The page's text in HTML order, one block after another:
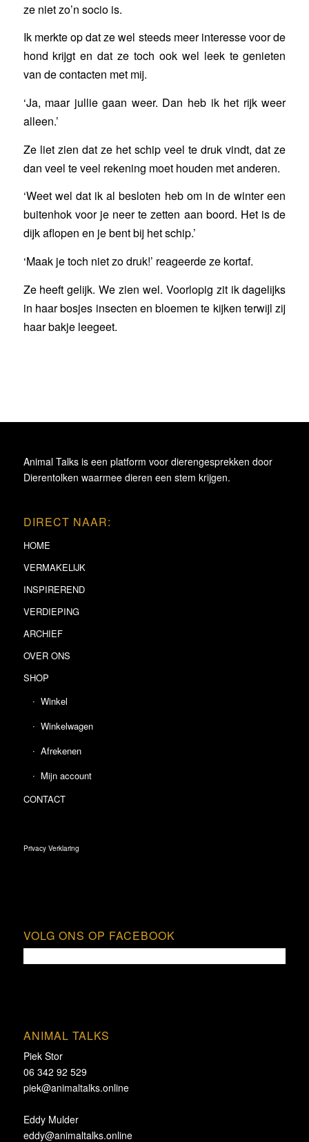
ze niet zo’n socio is.
Ik merkte op dat ze wel steeds meer interesse voor de
hond krijgt en dat ze toch ook wel leek te genieten
van de contacten met mij.
‘Ja, maar jullie gaan weer. Dan heb ik het rijk weer
alleen.’
Ze liet zien dat ze het schip veel te druk vindt, dat ze
dan veel te veel rekening moet houden met anderen.
‘Weet wel dat ik al besloten heb om in de winter een
buitenhok voor je neer te zetten aan boord. Het is de
dijk aflopen en je bent bij het schip.’
‘Maak je toch niet zo druk!’ reageerde ze kortaf.
Ze heeft gelijk. We zien wel. Voorlopig zit ik dagelijks
in haar bosjes insecten en bloemen te kijken terwijl zij
haar bakje leegeet.
Animal Talks is een platform voor dierengesprekken door
Dierentolken waarmee dieren een stem krijgen.
DIRECT NAAR:
HOME
VERMAKELIJK
INSPIREREND
VERDIEPING
ARCHIEF
OVER ONS
SHOP
Winkel
Winkelwagen
Afrekenen
Mijn account
CONTACT
Privacy Verklaring
VOLG ONS OP FACEBOOK
ANIMAL TALKS
Piek Stor
06 342 92 529
piek@animaltalks.online
Eddy Mulder
eddy@animaltalks.online